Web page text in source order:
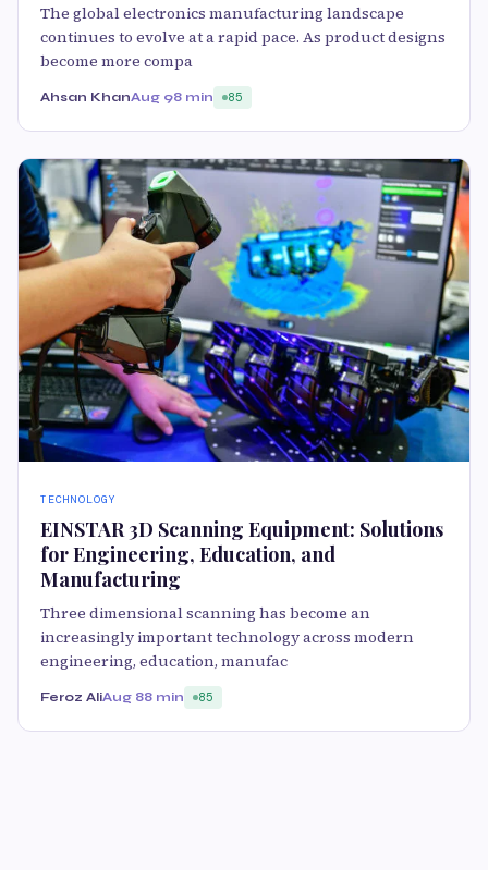
The global electronics manufacturing landscape
continues to evolve at a rapid pace. As product designs
become more compa
Ahsan KhanAug 98 min 85
TECHNOLOGY
EINSTAR 3D Scanning Equipment: Solutions
for Engineering, Education, and
Manufacturing
Three dimensional scanning has become an
increasingly important technology across modern
engineering, education, manufac
Feroz AliAug 88 min 85